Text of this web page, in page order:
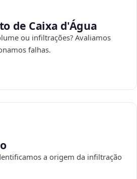
de Caixa d'Água
ou infiltrações? Avaliamos
falhas.
a origem da infiltração